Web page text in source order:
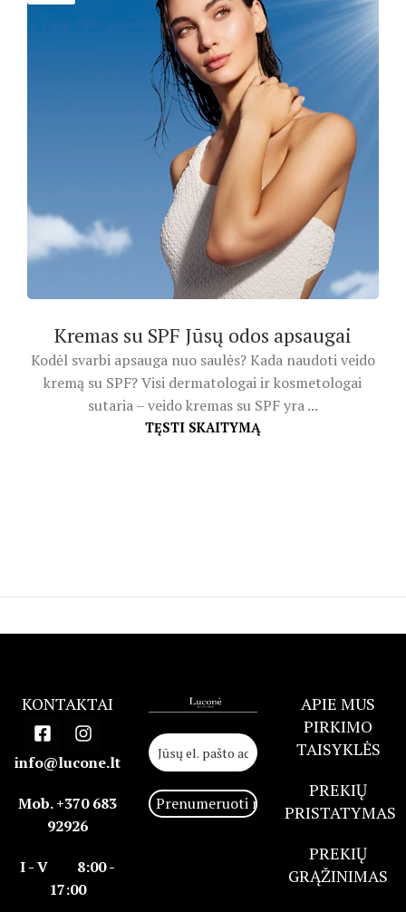
Kremas su SPF Jūsų odos apsaugai
Kodėl svarbi apsauga nuo saulės? Kada naudoti veido
kremą su SPF? Visi dermatologai ir kosmetologai
sutaria – veido kremas su SPF yra ...
TĘSTI SKAITYMĄ
KONTAKTAI
info@lucone.lt
Mob. +370 683
92926
I - V 8:00 -
17:00
APIE MUS
PIRKIMO
TAISYKLĖS
PREKIŲ
PRISTATYMAS
PREKIŲ
GRĄŽINIMAS